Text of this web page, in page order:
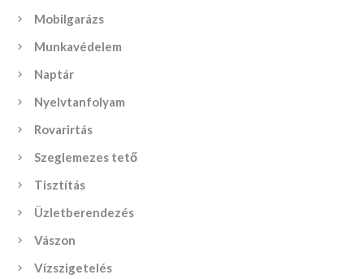
Mobilgarázs
Munkavédelem
Naptár
Nyelvtanfolyam
Rovarirtás
Szeglemezes tető
Tisztítás
Üzletberendezés
Vászon
Vízszigetelés